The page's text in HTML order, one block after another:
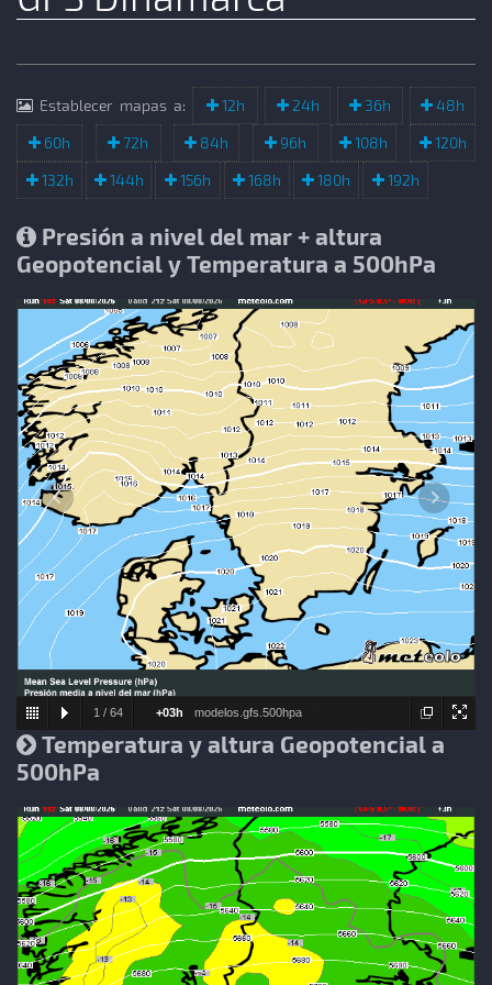
Establecer mapas a: 12h 24h 36h
48h
60h
72h 84h 96h 108h
120h
132h
144h 156h 168h 180h 192h
Presión a nivel del mar + altura
Geopotencial y Temperatura a 500hPa
1 / 64 +03h modelos.gfs.500hpa
Temperatura y altura Geopotencial a
500hPa